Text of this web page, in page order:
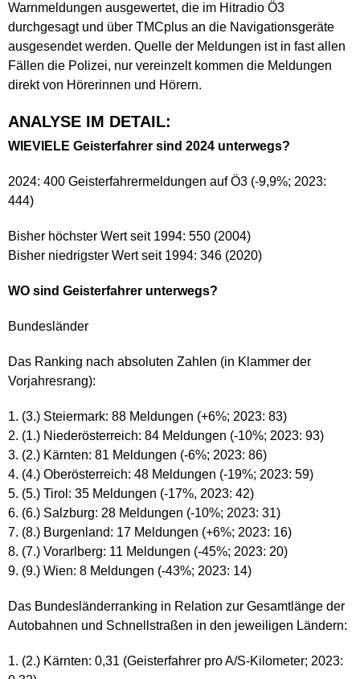
Warnmeldungen ausgewertet, die im Hitradio Ö3
durchgesagt und über TMCplus an die Navigationsgeräte
ausgesendet werden. Quelle der Meldungen ist in fast allen
Fällen die Polizei, nur vereinzelt kommen die Meldungen
direkt von Hörerinnen und Hörern.
ANALYSE IM DETAIL:
WIEVIELE Geisterfahrer sind 2024 unterwegs?
2024: 400 Geisterfahrermeldungen auf Ö3 (-9,9%; 2023:
444)
Bisher höchster Wert seit 1994: 550 (2004)
Bisher niedrigster Wert seit 1994: 346 (2020)
WO sind Geisterfahrer unterwegs?
Bundesländer
Das Ranking nach absoluten Zahlen (in Klammer der
Vorjahresrang):
(3.) Steiermark: 88 Meldungen (+6%; 2023: 83)
(1.) Niederösterreich: 84 Meldungen (-10%; 2023: 93)
(2.) Kärnten: 81 Meldungen (-6%; 2023: 86)
(4.) Oberösterreich: 48 Meldungen (-19%; 2023: 59)
(5.) Tirol: 35 Meldungen (-17%, 2023: 42)
(6.) Salzburg: 28 Meldungen (-10%; 2023: 31)
(8.) Burgenland: 17 Meldungen (+6%; 2023: 16)
(7.) Vorarlberg: 11 Meldungen (-45%; 2023: 20)
(9.) Wien: 8 Meldungen (-43%; 2023: 14)
Das Bundesländerranking in Relation zur Gesamtlänge der
Autobahnen und Schnellstraßen in den jeweiligen Ländern:
(2.) Kärnten: 0,31 (Geisterfahrer pro A/S-Kilometer; 2023: